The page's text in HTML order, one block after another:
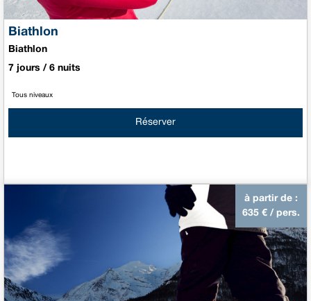
Biathlon
Biathlon
7 jours / 6 nuits
Tous niveaux
Réserver
à partir de :
635 € / pers.